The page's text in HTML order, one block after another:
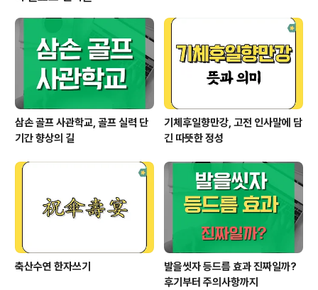
문자모나300분4.5G1 650원4.5 GB300분200건모나
500분6G3 300원6 GB500분200건모나500분11G
6 600원11 GB500분200건모나1000분10G6 600원
10 GB1000분200건대용량 옵션도 다양합니다15 GB+
1 Mbps, 11 ..
삼손 골프 사관학교, 골프 실력 단
기간 향상의 길
기체후일향만강, 고전 인사말에 담
긴 따뜻한 정성
축산수연 한자쓰기
발을씻자 등드름 효과 진짜일까?
후기부터 주의사항까지